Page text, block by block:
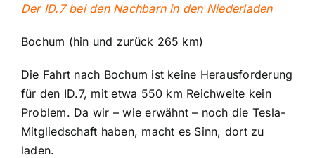
Der ID.7 bei den Nachbarn in den Niederladen
Bochum (hin und zurück 265 km)
Die Fahrt nach Bochum ist keine Herausforderung
für den ID.7, mit etwa 550 km Reichweite kein
Problem. Da wir – wie erwähnt – noch die Tesla-
Mitgliedschaft haben, macht es Sinn, dort zu
laden.